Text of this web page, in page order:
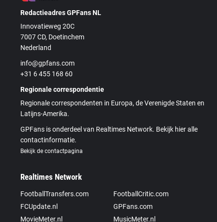
Redactieadres GPFans NL
Innovatieweg 20C
7007 CD, Doetinchem
Nederland
info@gpfans.com
+31 6 455 168 60
Regionale correspondentie
Regionale correspondenten in Europa, de Verenigde Staten en
Latijns-Amerika.
GPFans is onderdeel van Realtimes Network. Bekijk hier alle
contactinformatie.
Bekijk de contactpagina
Realtimes Network
FootballTransfers.com
FootballCritic.com
FCUpdate.nl
GPFans.com
MovieMeter.nl
MusicMeter.nl